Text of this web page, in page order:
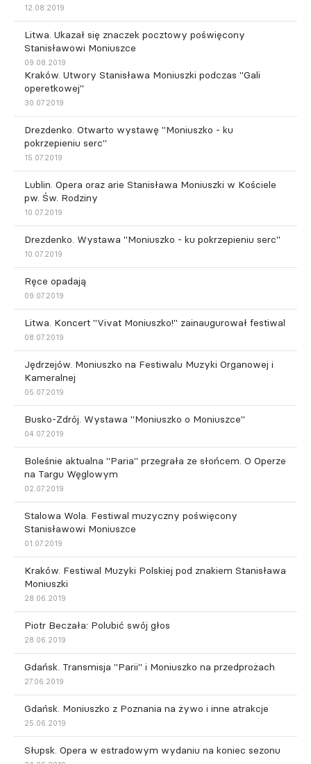
12.08.2019
Litwa. Ukazał się znaczek pocztowy poświęcony
Stanisławowi Moniuszce
09.08.2019
Kraków. Utwory Stanisława Moniuszki podczas "Gali
operetkowej"
30.07.2019
Drezdenko. Otwarto wystawę "Moniuszko - ku
pokrzepieniu serc"
15.07.2019
Lublin. Opera oraz arie Stanisława Moniuszki w Kościele
pw. Św. Rodziny
10.07.2019
Drezdenko. Wystawa "Moniuszko - ku pokrzepieniu serc"
10.07.2019
Ręce opadają
09.07.2019
Litwa. Koncert "Vivat Moniuszko!" zainaugurował festiwal
08.07.2019
Jędrzejów. Moniuszko na Festiwalu Muzyki Organowej i
Kameralnej
05.07.2019
Busko-Zdrój. Wystawa "Moniuszko o Moniuszce"
04.07.2019
Boleśnie aktualna "Paria" przegrała ze słońcem. O Operze
na Targu Węglowym
02.07.2019
Stalowa Wola. Festiwal muzyczny poświęcony
Stanisławowi Moniuszce
01.07.2019
Kraków. Festiwal Muzyki Polskiej pod znakiem Stanisława
Moniuszki
28.06.2019
Piotr Beczała: Polubić swój głos
28.06.2019
Gdańsk. Transmisja "Parii" i Moniuszko na przedprożach
27.06.2019
Gdańsk. Moniuszko z Poznania na żywo i inne atrakcje
25.06.2019
Słupsk. Opera w estradowym wydaniu na koniec sezonu